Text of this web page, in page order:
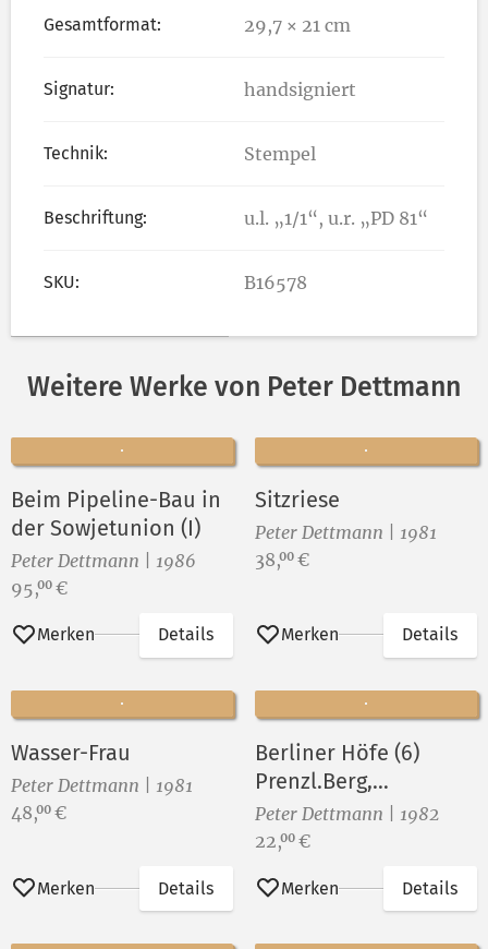
Gesamtformat: 29,7 × 21 cm
Signatur: handsigniert
Technik: Stempel
Beschriftung: u.l. „1/1“, u.r. „PD 81“
SKU: B16578
Weitere Werke von Peter Dettmann
Beim Pipeline-Bau in
der Sowjetunion (I)
Peter Dettmann | 1986
Preis:
95,00 €
Merken Details
Sitzriese
Peter Dettmann | 1981
Preis:
38,00 €
Merken Details
Wasser-Frau
Peter Dettmann | 1981
Preis:
48,00 €
Merken Details
Berliner Höfe (6)
Prenzl.Berg,
Nordisches Viertel
Peter Dettmann | 1982
Preis:
22,00 €
Merken Details